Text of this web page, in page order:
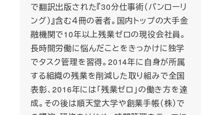
で翻訳出版された『30分仕事術（パンローリ
ング）』含む４冊の著者。国内トップの大手金
融機関で10年以上残業ゼロの現役会社員。
長時間労働に悩んだことをきっかけに独学
でタスク管理を習得。2014年に自身が所属
する組織の残業を削減した取り組みで全国
表彰、2016年には「残業ゼロ」の働き方を達
成。その後は順天堂大学や創業手帳（株）で